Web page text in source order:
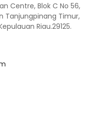
Centre, Blok C No 56,
Tanjungpinang Timur,
Riau.29125.